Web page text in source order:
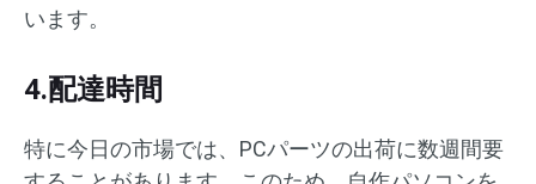
います。
4.配達時間
特に今日の市場では、PCパーツの出荷に数週間要